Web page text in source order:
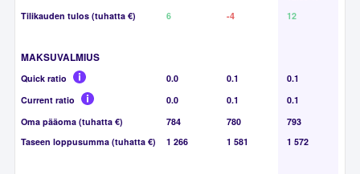
Tilikauden tulos (tuhatta €)
6 -4 12
MAKSUVALMIUS
Quick ratio 0.0 0.1
0.1
Current ratio
0.0 0.1
0.1
Oma pääoma (tuhatta €)
784 780
793
Taseen loppusumma (tuhatta €)
1 266 1 581 1 572